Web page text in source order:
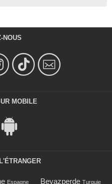
NOUS
MOBILE
Espagne Beyazperde Turquie